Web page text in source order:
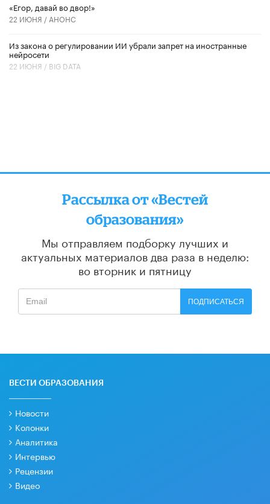
«Егор, давай во двор!»
22 ИЮНЯ / АНОНС
Из закона о регулировании ИИ убрали запрет на иностранные
нейросети
22 ИЮНЯ / BIG DATA
Рассылка от «Вестей
образования»
Мы отправляем подборку лучших и
актуальных материалов два раза в неделю:
во вторник и пятницу
ПОДПИСАТЬСЯ
ВЕСТИ ОБРАЗОВАНИЯ
Новости
Колонки
Аналитика
Интервью
Рецензии
Видео